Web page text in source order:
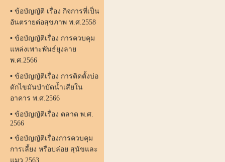
• ข้อบัญญัติ เรื่อง กิจการที่เป็น
อันตรายต่อสุขภาพ พ.ศ.2558
• ข้อบัญญัติเรื่อง การควบคุม
แหล่งเพาะพันธ์ยุงลาย
พ.ศ.2566
• ข้อบัญญัติเรื่อง การติดตั้งบ่อ
ดักไขมันบำบัดน้ำเสียใน
อาคาร พ.ศ.2566
• ข้อบัญญัติเรื่อง ตลาด พ.ศ.
2566
• ข้อบัญญัติเรื่องการควบคุม
การเลี้ยง หรือปล่อย สุนัขและ
แมว 2563